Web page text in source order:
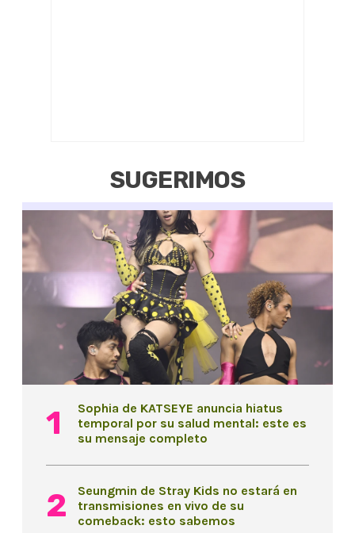
SUGERIMOS
Sophia de KATSEYE anuncia hiatus
temporal por su salud mental: este es
su mensaje completo
Seungmin de Stray Kids no estará en
transmisiones en vivo de su
comeback: esto sabemos